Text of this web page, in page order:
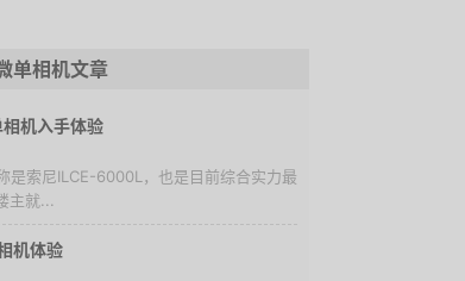
单相机文章
机入手体验
索尼ILCE-6000L，也是目前综合实力最
主就...
机体验